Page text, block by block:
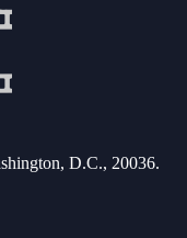
D.C., 20036.